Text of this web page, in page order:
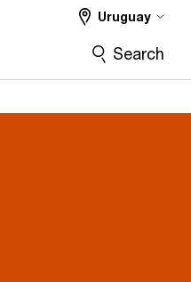
Uruguay
Search